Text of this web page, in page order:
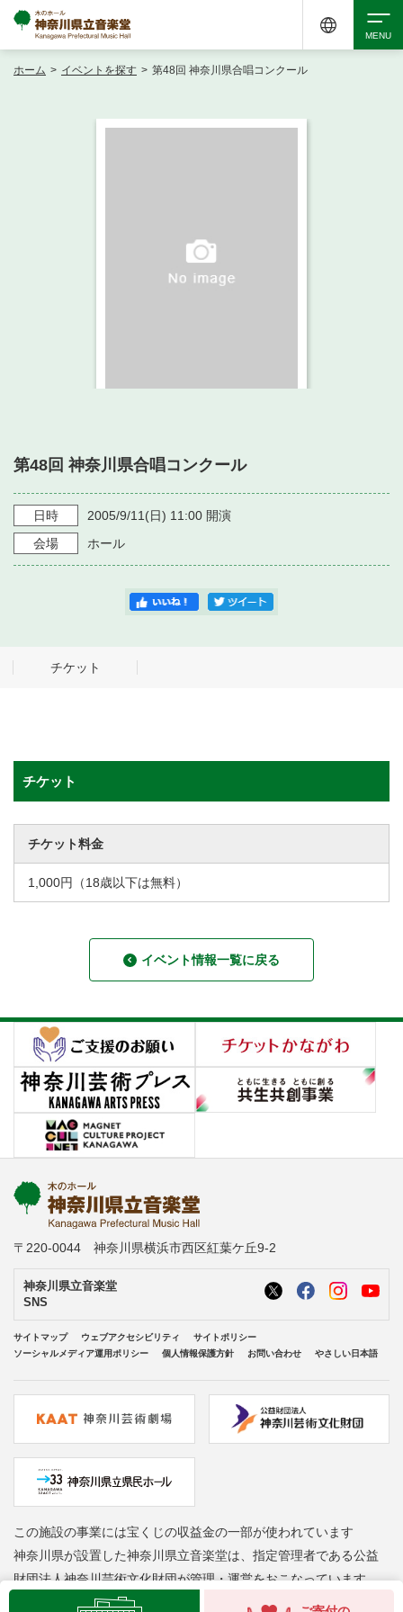
・ 空き状況
・ 抽選対象日
・ 利用料金
・ 音楽堂のご案内
・ フロアマップ
神奈川県立音楽堂
SNS
ホーム > イベントを探す > 第48回 神奈川県合唱コンクール
第48回 神奈川県合唱コンクール
日時 2005/9/11(日) 11:00 開演
会場
ホール
チケット
チケット
チケット料金
1,000円（18歳以下は無料）
イベント情報一覧に戻る
〒220-0044 神奈川県横浜市西区紅葉ケ丘9-2
神奈川県立音楽堂
SNS
サイトマップ ウェブアクセシビリティ
サイトポリシー
ソーシャルメディア運用ポリシー
個人情報保護方針 お問い合わせ やさしい日本語
この施設の事業には宝くじの収益金の一部が使われています
神奈川県が設置した神奈川県立音楽堂は、指定管理者である公益
財団法人神奈川芸術文化財団が管理・運営をおこなっています